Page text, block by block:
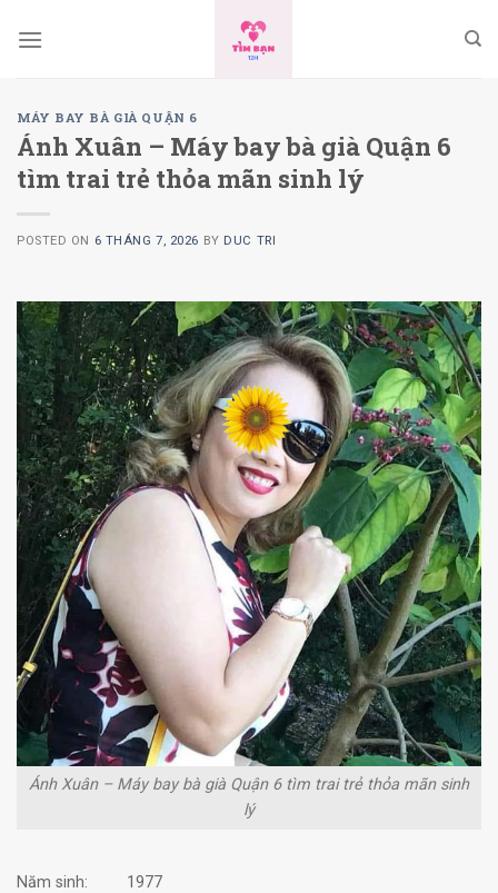
MÁY BAY BÀ GIÀ QUẬN 6
Ánh Xuân – Máy bay bà già Quận 6
tìm trai trẻ thỏa mãn sinh lý
POSTED ON 6 THÁNG 7, 2026 BY DUC TRI
Ánh Xuân – Máy bay bà già Quận 6 tìm trai trẻ thỏa mãn sinh
lý
Năm sinh:
1977